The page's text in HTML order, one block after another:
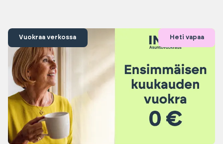
Vuokraa verkossa Heti vapaa